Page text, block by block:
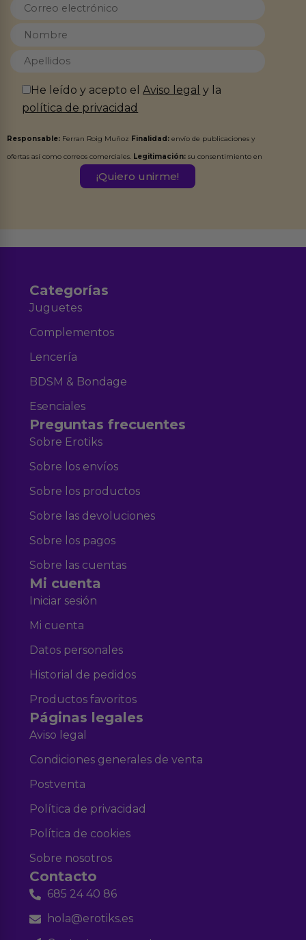
He leído y acepto elAviso legal y la
política de privacidad
Responsable: Ferran Roig Muñoz Finalidad: envío de publicaciones y
ofertas así como correos comerciales. Legitimación: su consentimiento en
Destinatarios:Ferran Roig Muñoz. Podrás ejercer tus
Categorías
Juguetes
Complementos
Lencería
BDSM & Bondage
Esenciales
Preguntas frecuentes
Sobre Erotiks
Sobre los envíos
Sobre los productos
Sobre las devoluciones
Sobre los pagos
Sobre las cuentas
Mi cuenta
Iniciar sesión
Mi cuenta
Datos personales
Historial de pedidos
Productos favoritos
Páginas legales
Aviso legal
Condiciones generales de venta
Postventa
Política de privacidad
Política de cookies
Sobre nosotros
Contacto
685 24 40 86
hola@erotiks.es